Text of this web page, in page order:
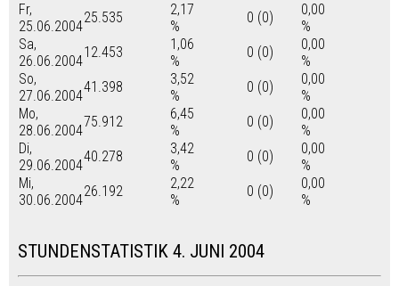
Fr,
25.06.2004
25.535
2,17
%
0 (0)
0,00
%
Sa,
26.06.2004
12.453
1,06
%
0 (0)
0,00
%
So,
27.06.2004
41.398
3,52
%
0 (0)
0,00
%
Mo,
28.06.2004
75.912
6,45
%
0 (0)
0,00
%
Di,
29.06.2004
40.278
3,42
%
0 (0)
0,00
%
Mi,
30.06.2004
26.192
2,22
%
0 (0)
0,00
%
STUNDENSTATISTIK 4. JUNI 2004